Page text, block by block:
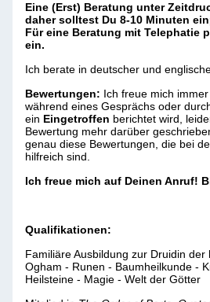
Eine (Erst) Beratung unter
daher solltest Du 8-10 Minuten
Für eine Beratung mit Telephatie
ein.
Ich berate in deutscher und
Bewertungen: Ich freue mich
während eines Gesprächs oder
ein Eingetroffen berichtet wird,
Bewertung mehr darüber
genau diese Bewertungen, die bei
hilfreich sind.
Ich freue mich auf Deinen Anruf!
Qualifikationen:
Familiäre Ausbildung zur Druidin der
Ogham - Runen - Baumheilkunde -
Heilsteine - Magie - Welt der Götter